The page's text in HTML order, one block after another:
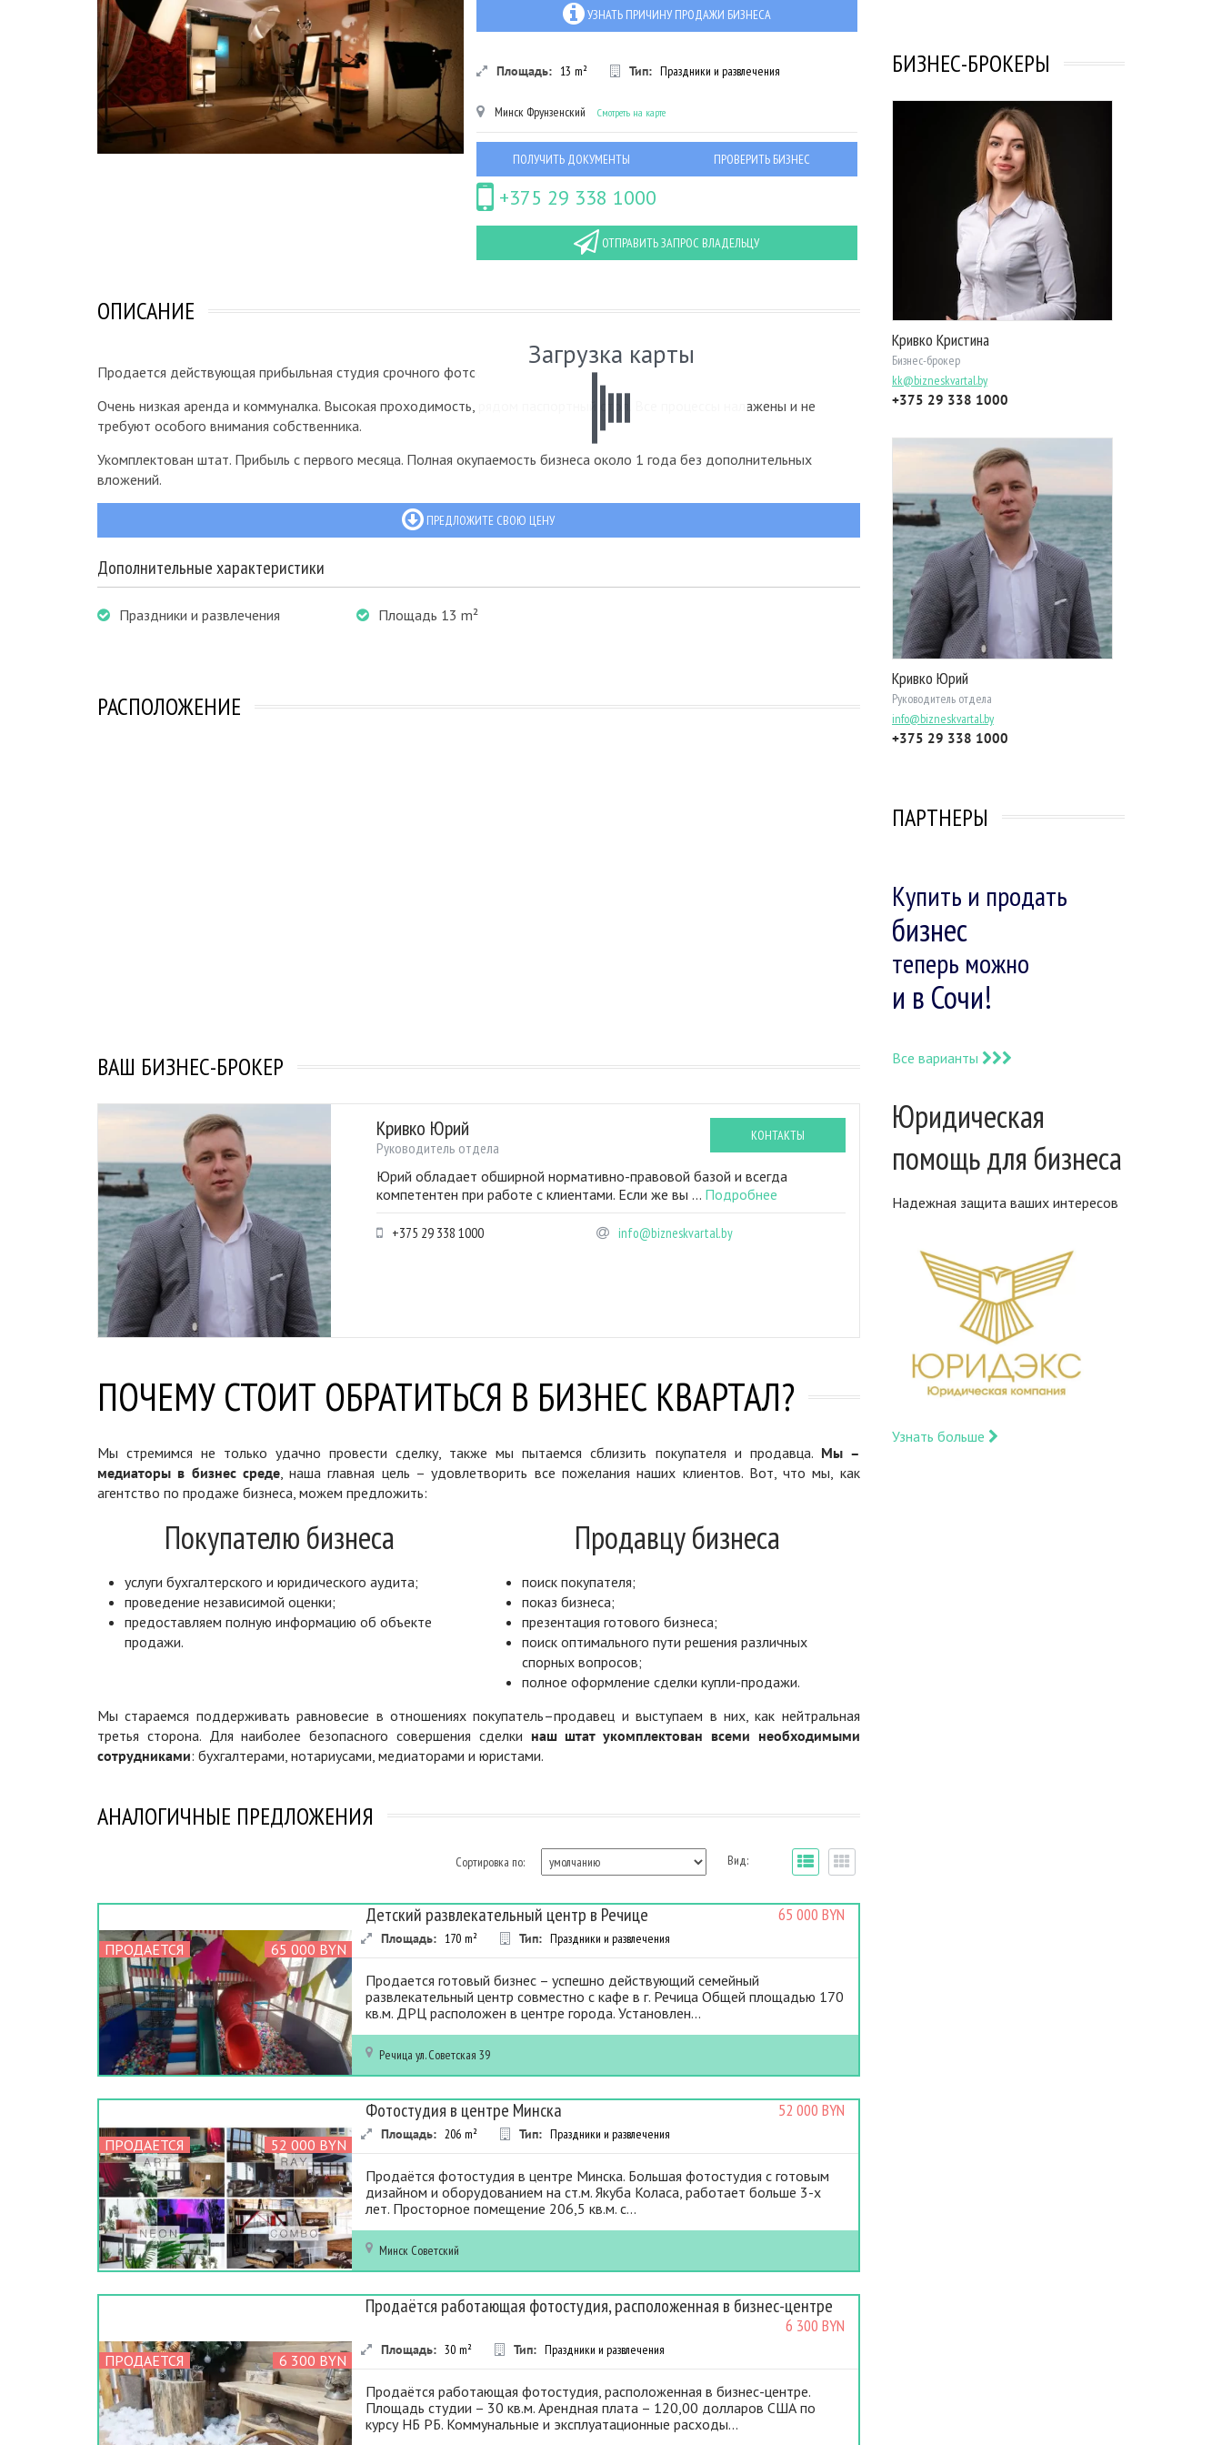
УЗНАТЬ ПРИЧИНУ ПРОДАЖИ БИЗНЕСА
Площадь: 13 m² Тип: Праздники и развлечения
Минск Фрунзенский Смотреть на карте
ПОЛУЧИТЬ ДОКУМЕНТЫ ПРОВЕРИТЬ БИЗНЕС
+375 29 338 1000
ОТПРАВИТЬ ЗАПРОС ВЛАДЕЛЬЦУ
ОПИСАНИЕ
Продается действующая прибыльная студия срочного фото.
Очень низкая аренда и коммуналка. Высокая проходимость, рядом паспортный стол. Все процессы налажены и не
требуют особого внимания собственника.
Укомплектован штат. Прибыль с первого месяца. Полная окупаемость бизнеса около 1 года без дополнительных
вложений.
ПРЕДЛОЖИТЕ СВОЮ ЦЕНУ
Дополнительные характеристики
Праздники и развлечения Площадь 13 m²
РАСПОЛОЖЕНИЕ
Загрузка карты
ВАШ БИЗНЕС-БРОКЕР
Кривко Юрий
Руководитель отдела
КОНТАКТЫ
Юрий обладает обширной нормативно-правовой базой и всегда
компетентен при работе с клиентами. Если же вы ... Подробнее
+375 29 338 1000 info@bizneskvartal.by
ПОЧЕМУ СТОИТ ОБРАТИТЬСЯ В БИЗНЕС КВАРТАЛ?
Мы стремимся не только удачно провести сделку, также мы пытаемся сблизить покупателя и продавца. Мы –
медиаторы в бизнес среде, наша главная цель – удовлетворить все пожелания наших клиентов. Вот, что мы, как
агентство по продаже бизнеса, можем предложить:
Покупателю бизнеса
услуги бухгалтерского и юридического аудита;
проведение независимой оценки;
предоставляем полную информацию об объекте
продажи.
Продавцу бизнеса
поиск покупателя;
показ бизнеса;
презентация готового бизнеса;
поиск оптимального пути решения различных
спорных вопросов;
полное оформление сделки купли-продажи.
Мы стараемся поддерживать равновесие в отношениях покупатель–продавец и выступаем в них, как нейтральная
третья сторона. Для наиболее безопасного совершения сделки наш штат укомплектован всеми необходимыми
сотрудниками: бухгалтерами, нотариусами, медиаторами и юристами.
АНАЛОГИЧНЫЕ ПРЕДЛОЖЕНИЯ
Сортировка по: Вид:
ПРОДАЕТСЯ 65 000 BYN
Детский развлекательный центр в Речице 65 000 BYN
Площадь: 170 m² Тип: Праздники и развлечения
Продается готовый бизнес – успешно действующий семейный
развлекательный центр совместно с кафе в г. Речица Общей площадью 170
кв.м. ДРЦ расположен в центре города. Установлен...
Речица ул. Советская 39
ПРОДАЕТСЯ 52 000 BYN
Фотостудия в центре Минска 52 000 BYN
Площадь: 206 m² Тип: Праздники и развлечения
Продаётся фотостудия в центре Минска. Большая фотостудия с готовым
дизайном и оборудованием на ст.м. Якуба Коласа, работает больше 3-х
лет. Просторное помещение 206,5 кв.м. с...
Минск Советский
ПРОДАЕТСЯ 6 300 BYN
Продаётся работающая фотостудия, расположенная в бизнес-центре
6 300 BYN
Площадь: 30 m² Тип: Праздники и развлечения
Продаётся работающая фотостудия, расположенная в бизнес-центре.
Площадь студии – 30 кв.м. Арендная плата – 120,00 долларов США по
курсу НБ РБ. Коммунальные и эксплуатационные расходы...
БИЗНЕС-БРОКЕРЫ
Кривко Кристина
Бизнес-брокер
kk@bizneskvartal.by
+375 29 338 1000
Кривко Юрий
Руководитель отдела
info@bizneskvartal.by
+375 29 338 1000
ПАРТНЕРЫ
Купить и продать
бизнес
теперь можно
и в Сочи!
Все варианты
Юридическая
помощь для бизнеса
Надежная защита ваших интересов
Узнать больше